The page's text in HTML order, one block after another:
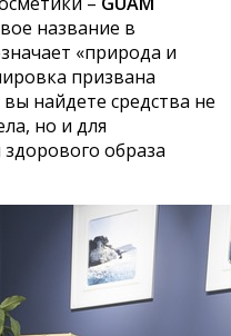
название в
«природа и
призвана
найдете средства не
но и для
образа